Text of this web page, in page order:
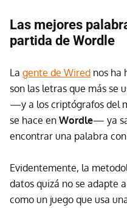
Las mejores
partida de Wordle
La gente de Wired nos ha
son las letras que más se
—y a los criptógrafos del
se hace en Wordle— ya
encontrar una palabra
Evidentemente, la
datos quizá no se adapte
como un juego que usa